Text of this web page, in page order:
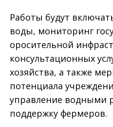
Работы будут
воды, мониторинг
оросительной
консультационных
хозяйства, а также
потенциала
управление водными
поддержку фермеров.